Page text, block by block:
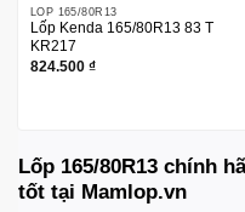
LỐP 165/80R13
Lốp Kenda 165/80R13 83 T
KR217
824.500 ₫
Lốp 165/80R13 chính
tốt tại Mamlop.vn